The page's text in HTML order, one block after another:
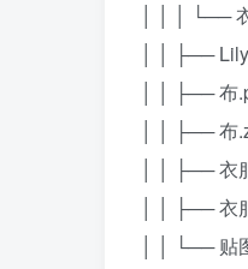
│ │ │ └──
│ │ ├──
│ │ ├── 布
│ │ ├── 布
│ │ ├── 衣
│ │ ├── 衣
│ │ └── 贴